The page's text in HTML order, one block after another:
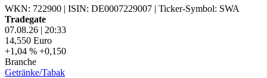
WKN: 722900 | ISIN: DE0007229007 | Ticker-Symbol: SWA
Tradegate
07.08.26 | 20:33
14,550 Euro
+1,04 % +0,150
Branche
Getränke/Tabak